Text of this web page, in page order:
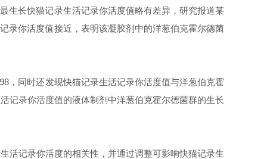
生长快猫记录生活记录你活度值略有差异，研究报道某
你活度值接近，表明该凝胶剂中的洋葱伯克霍尔德菌
，同时还发现快猫记录生活记录你活度值与洋葱伯克霍
活记录你活度值的液体制剂中洋葱伯克霍尔德菌群的生长
记录你活度的相关性，并通过调整可影响快猫记录生